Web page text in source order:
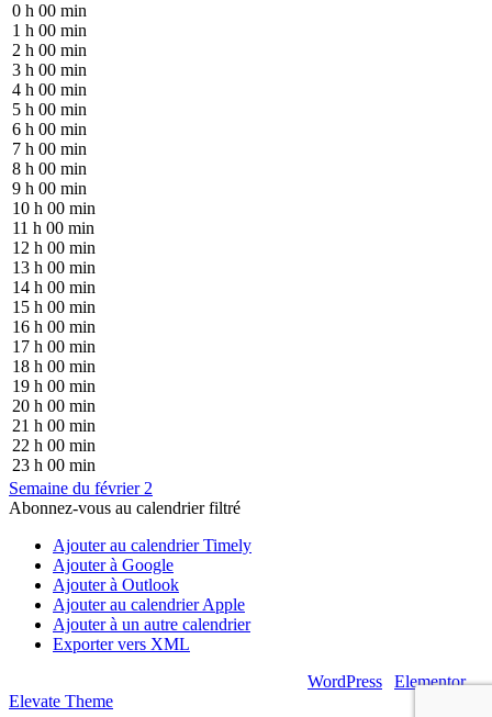
0 h 00 min
1 h 00 min
2 h 00 min
3 h 00 min
4 h 00 min
5 h 00 min
6 h 00 min
7 h 00 min
8 h 00 min
9 h 00 min
10 h 00 min
11 h 00 min
12 h 00 min
13 h 00 min
14 h 00 min
15 h 00 min
16 h 00 min
17 h 00 min
18 h 00 min
19 h 00 min
20 h 00 min
21 h 00 min
22 h 00 min
23 h 00 min
Semaine du février 2
Abonnez-vous au calendrier filtré
Ajouter au calendrier Timely
Ajouter à Google
Ajouter à Outlook
Ajouter au calendrier Apple
Ajouter à un autre calendrier
Exporter vers XML
WordPress Elementor|
Elevate Theme